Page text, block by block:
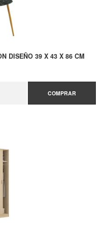
DISEÑO 39 X 43 X 86 CM
COMPRAR